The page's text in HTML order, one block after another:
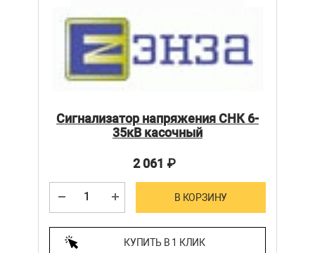
Сигнализатор напряжения СНК 6-
35кВ касочный
2 061 ₽
В КОРЗИНУ
КУПИТЬ В 1 КЛИК